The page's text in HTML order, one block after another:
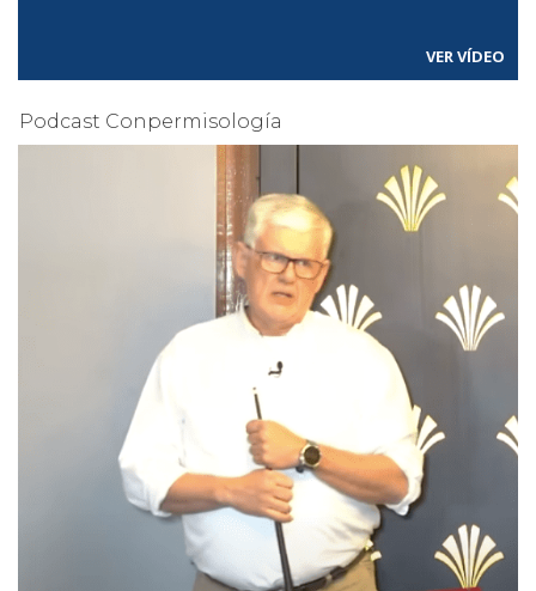
VER VÍDEO
Podcast Conpermisología